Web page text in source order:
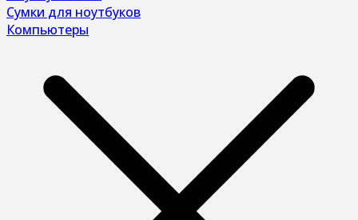
Сумки для ноутбуков
Компьютеры